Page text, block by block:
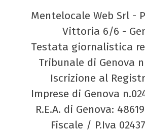
Mentelocale Web Srl -
Vittoria 6/6 -
Testata giornalistica
Tribunale di Genova
Iscrizione al
Imprese di Genova
R.E.A. di Genova:
Fiscale / P.Iva